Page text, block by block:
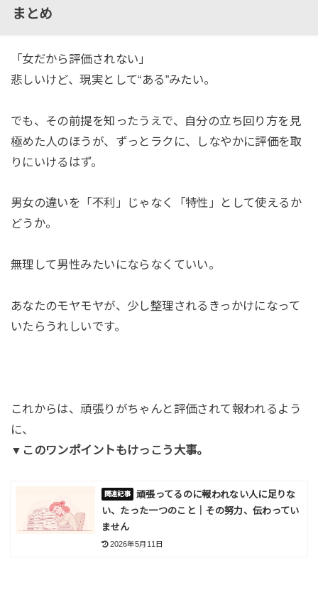
まとめ
「女だから評価されない」
悲しいけど、現実として“ある”みたい。
でも、その前提を知ったうえで、自分の立ち回り方を見
極めた人のほうが、ずっとラクに、しなやかに評価を取
りにいけるはず。
男女の違いを「不利」じゃなく「特性」として使えるか
どうか。
無理して男性みたいにならなくていい。
あなたのモヤモヤが、少し整理されるきっかけになって
いたらうれしいです。
これからは、頑張りがちゃんと評価されて報われるよう
に、
▼このワンポイントもけっこう大事。
頑張ってるのに報われない人に足りな
い、たった一つのこと｜その努力、伝わってい
ません
2026年5月11日